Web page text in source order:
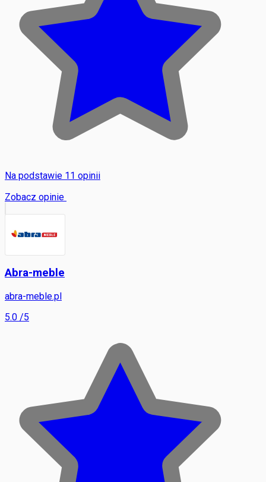
Na podstawie 11 opinii
Zobacz opinie
Abra-meble
abra-meble.pl
5.0 /5